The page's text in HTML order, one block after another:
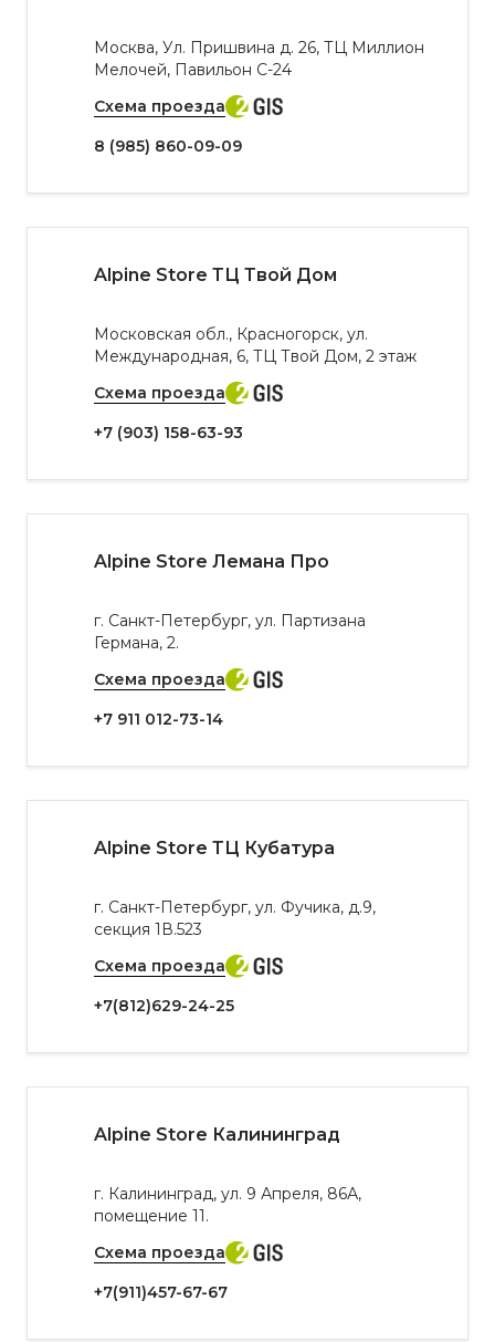
Москва, Ул. Пришвина д. 26, ТЦ Миллион
Мелочей, Павильон С-24
Схема проезда
8 (985) 860-09-09
Alpine Store ТЦ Твой Дом
Московская обл., Красногорск, ул.
Международная, 6, ТЦ Твой Дом, 2 этаж
Схема проезда
+7 (903) 158-63-93
Alpine Store Лемана Про
г. Санкт-Петербург, ул. Партизана
Германа, 2.
Схема проезда
+7 911 012-73-14
Alpine Store ТЦ Кубатура
г. Санкт-Петербург, ул. Фучика, д.9,
секция 1В.523
Схема проезда
+7(812)629-24-25
Alpine Store Калининград
г. Калининград, ул. 9 Апреля, 86А,
помещение 11.
Схема проезда
+7(911)457-67-67